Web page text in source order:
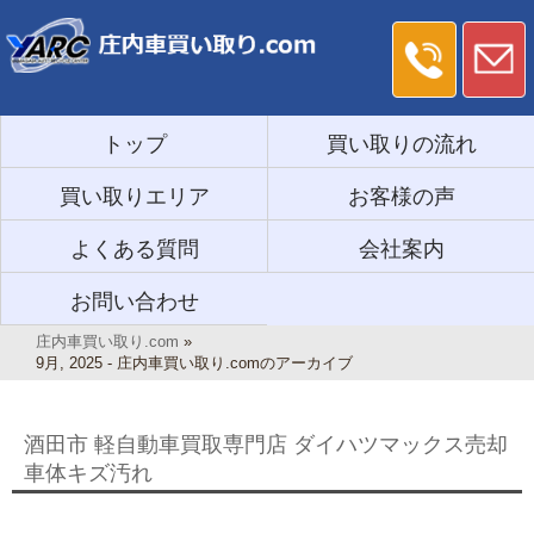
トップ 買い取りの流れ
買い取りエリア お客様の声
よくある質問 会社案内
お問い合わせ
庄内車買い取り.com »
9月, 2025 - 庄内車買い取り.comのアーカイブ
酒田市 軽自動車買取専門店 ダイハツマックス売却
車体キズ汚れ